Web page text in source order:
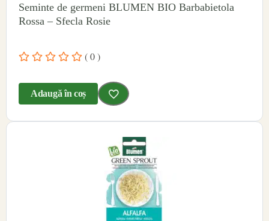
Seminte de germeni BLUMEN BIO Barbabietola
Rossa – Sfecla Rosie
( 0 )
Adaugă în coș